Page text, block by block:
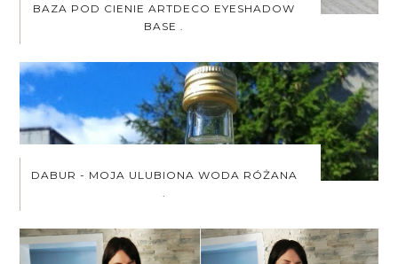
BAZA POD CIENIE ARTDECO EYESHADOW
BASE .
DABUR - MOJA ULUBIONA WODA RÓŻANA
.